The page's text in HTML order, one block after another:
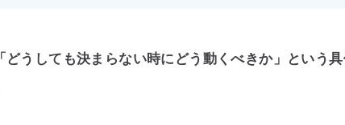
「どうしても決まらない時にどう動くべきか」という